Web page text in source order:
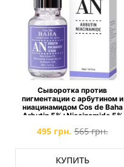
Сыворотка против
пигментации с арбутином и
ниацинамидом Cos de Baha
Arbutin 5%+Niacinamide 5%
495 грн. 565 грн.
КУПИТЬ